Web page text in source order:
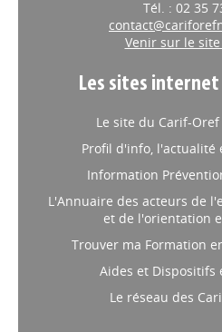
Tél. : 02 35
Venir sur le
Les sites
Le site du Carif-
Profil d'info, l'actualité
Information
L'Annuaire des acteurs de
et de l'orientation
Trouver ma Formation
Aides et Dispositifs
Le réseau des